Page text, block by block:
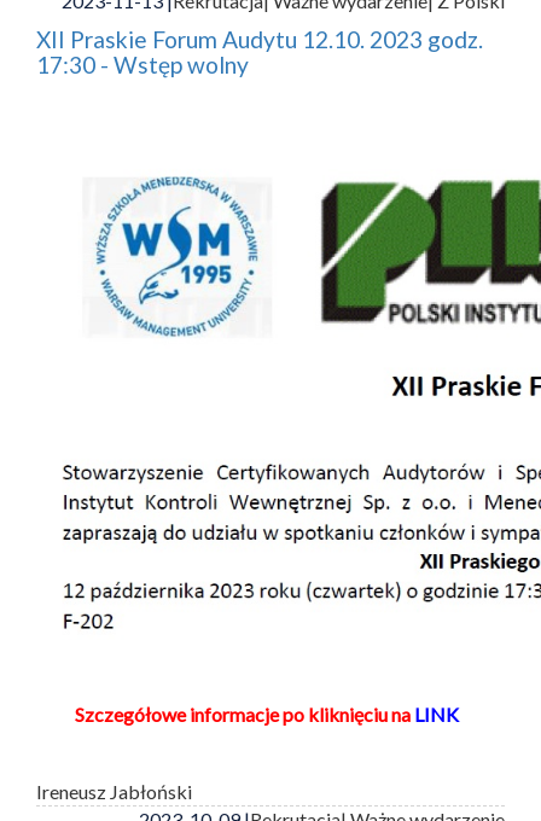
XII Praskie Forum Audytu 12.10. 2023 godz.
17:30 - Wstęp wolny
Szczegółowe informacje po kliknięciu na LINK
Ireneusz Jabłoński